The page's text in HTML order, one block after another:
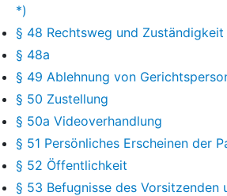
*)
§ 48 Rechtsweg und Zuständigkeit
§ 48a
§ 49 Ablehnung von
§ 50 Zustellung
§ 50a Videoverhandlung
§ 51 Persönliches Erscheinen der
§ 52 Öffentlichkeit
§ 53 Befugnisse des Vorsitzenden